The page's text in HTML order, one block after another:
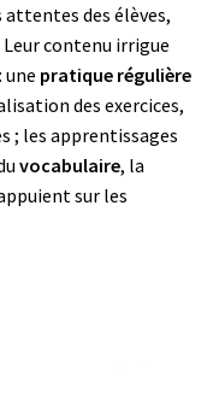
des élèves,
Leur contenu irrigue
une pratique régulière
des exercices,
; les apprentissages
vocabulaire, la
sur les